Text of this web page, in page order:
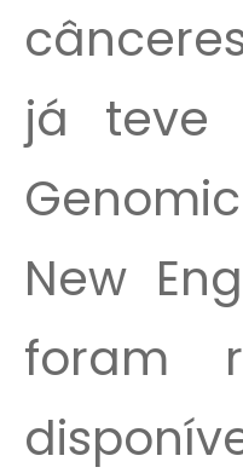
já teve
New
foram